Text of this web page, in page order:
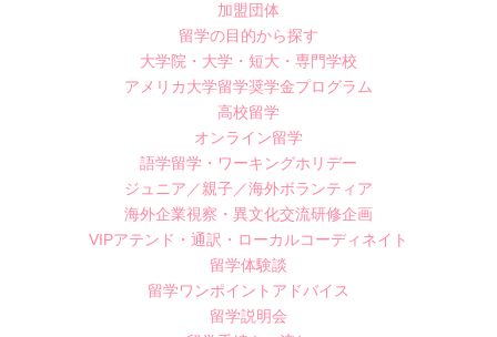
加盟団体
留学の目的から探す
大学院・大学・短大・専門学校
アメリカ大学留学奨学金プログラム
高校留学
オンライン留学
語学留学・ワーキングホリデー
ジュニア／親子／海外ボランティア
海外企業視察・異文化交流研修企画
VIPアテンド・通訳・ローカルコーディネイト
留学体験談
留学ワンポイントアドバイス
留学説明会